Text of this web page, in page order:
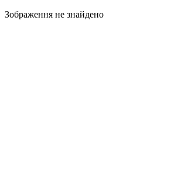
Зображення не знайдено